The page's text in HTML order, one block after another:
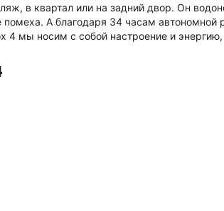
в квартал или на задний двор. Он
А благодаря 34 часам автономной
4 мы носим с собой настроение и